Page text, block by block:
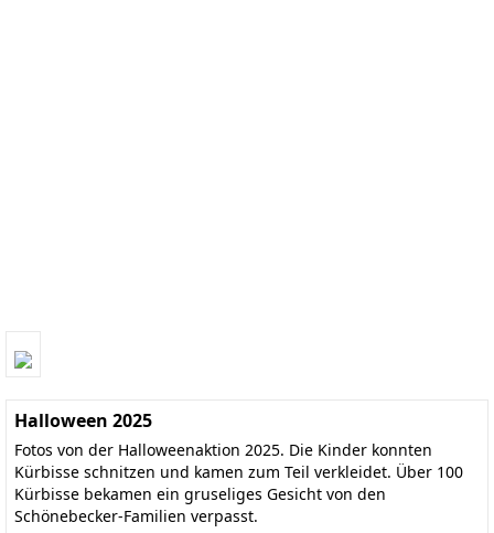
Halloween 2025
Fotos von der Halloweenaktion 2025. Die Kinder konnten
Kürbisse schnitzen und kamen zum Teil verkleidet. Über 100
Kürbisse bekamen ein gruseliges Gesicht von den
Schönebecker-Familien verpasst.